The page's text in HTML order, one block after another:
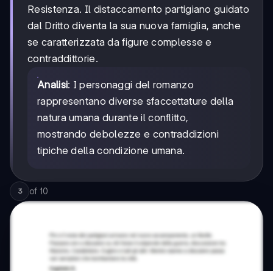
Resistenza. Il distaccamento partigiano guidato
dal Dritto diventa la sua nuova famiglia, anche
se caratterizzata da figure complesse e
contraddittorie.
Analisi: I personaggi del romanzo
rappresentano diverse sfaccettature della
natura umana durante il conflitto,
mostrando debolezze e contraddizioni
tipiche della condizione umana.
3 of 10